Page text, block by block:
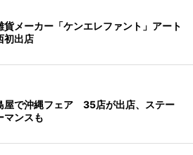
貨メーカー「ケンエレファント」アート
出店
屋で沖縄フェア 35店が出店、ステー
マンスも